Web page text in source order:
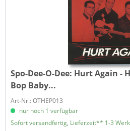
Spo-Dee-O-Dee: Hurt Again -
Bop Baby...
Art-Nr.: OTHEP013
nur noch 1 verfügbar
Sofort versandfertig, Lieferzeit** 1-3